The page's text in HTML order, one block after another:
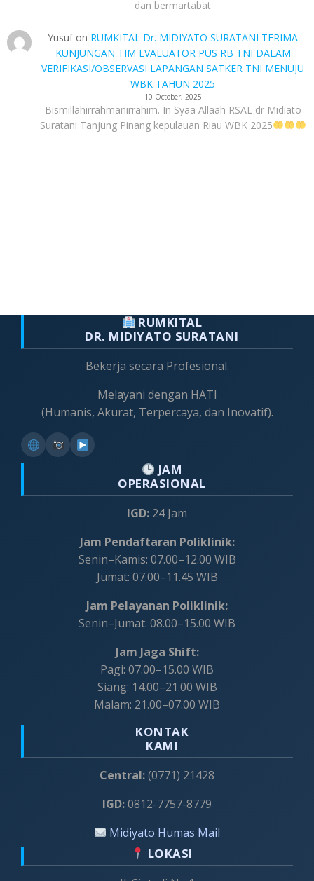
dan bermartabat
Yusufon RUMKITAL Dr. MIDIYATO SURATANI TERIMA
KUNJUNGAN TIM EVALUATOR PUS RB TNI DALAM
VERIFIKASI/OBSERVASI LAPANGAN SATKER TNI MENUJU
WBK TAHUN 2025
10 October, 2025
Bismillahirrahmanirrahim. In Syaa Allaah RSAL dr Midiato
Suratani Tanjung Pinang kepulauan Riau WBK 2025
RUMKITAL
DR. MIDIYATO SURATANI
Bekerja secara Profesional.
Melayani dengan HATI
(Humanis, Akurat, Terpercaya, dan Inovatif).
JAM
OPERASIONAL
IGD: 24 Jam
Jam Pendaftaran Poliklinik:
Senin–Kamis: 07.00–12.00 WIB
Jumat: 07.00–11.45 WIB
Jam Pelayanan Poliklinik:
Senin–Jumat: 08.00–15.00 WIB
Jam Jaga Shift:
Pagi: 07.00–15.00 WIB
Siang: 14.00–21.00 WIB
Malam: 21.00–07.00 WIB
KONTAK
KAMI
Central:(0771) 21428
IGD:0812-7757-8779
Midiyato Humas Mail
LOKASI